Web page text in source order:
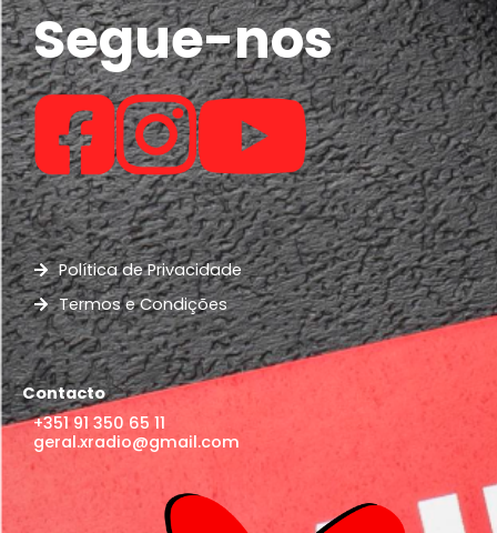
Segue-nos
Política de Privacidade
Termos e Condições
Contacto
+351 91 350 65 11
geral.xradio@gmail.com